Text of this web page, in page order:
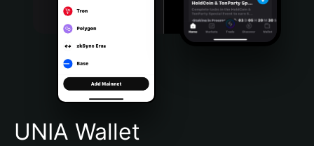
Português (Brasil)
Español (Argentina)
UNIA Wallet